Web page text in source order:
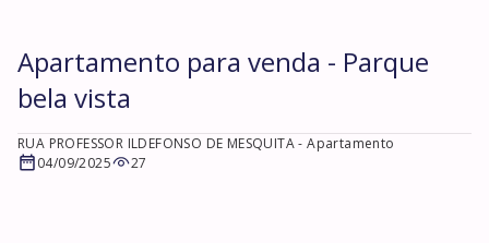
Apartamento para venda - Parque
bela vista
RUA PROFESSOR ILDEFONSO DE MESQUITA - Apartamento
04/09/2025
27